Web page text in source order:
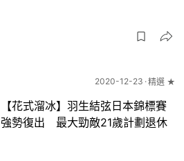
2020-12-23 精選 ★
【花式溜冰】羽生結弦日本錦標賽
強勢復出 最大勁敵21歲計劃退休